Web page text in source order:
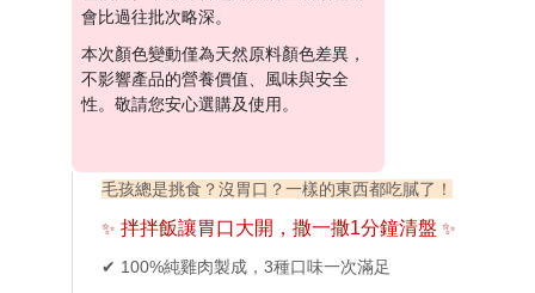
會比過往批次略深。
本次顏色變動僅為天然原料顏色差異，
不影響產品的營養價值、風味與安全
性。敬請您安心選購及使用。
毛孩總是挑食？沒胃口？一樣的東西都吃膩了！
✨ 拌拌飯讓胃口大開，撒一撒1分鐘清盤 ✨
✔ 100%純雞肉製成，3種口味一次滿足